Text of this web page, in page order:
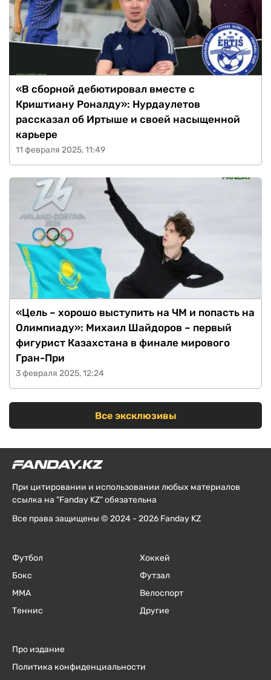
11 февраля 2025, 11:49
«В сборной дебютировал вместе с
Криштиану Роналду»: Нурдаулетов
рассказал об Иртыше и своей насыщенной
карьере
3 февраля 2025, 12:24
«Цель – хорошо выступить на ЧМ и попасть на
Олимпиаду»: Михаил Шайдоров – первый
фигурист Казахстана в финале мирового
Гран-При
Все эксклюзивы
При цитировании и использовании любых материалов
ссылка на "Fanday KZ" обязательна
Все права защищены © 2024 - 2026 Fanday KZ
Футбол
Бокс
ММА
Теннис
Хоккей
Футзал
Велоспорт
Другие
Про издание
Политика конфиденциальности